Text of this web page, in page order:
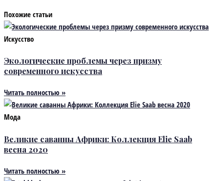
Похожие статьи
Искусство
Экологические проблемы через призму
современного искусства
Читать полностью »
Мода
Великие саванны Африки: Коллекция Elie Saab
весна 2020
Читать полностью »